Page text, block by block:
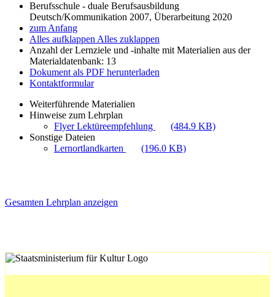
Berufsschule - duale Berufsausbildung
Deutsch/Kommunikation 2007, Überarbeitung 2020
zum Anfang
Alles aufklappen Alles zuklappen
Anzahl der Lernziele und -inhalte mit Materialien aus der
Materialdatenbank: 13
Dokument als PDF herunterladen
Kontaktformular
Weiterführende Materialien
Hinweise zum Lehrplan
Flyer Lektüreempfehlung
(484.9 KB)
Sonstige Dateien
Lernortlandkarten
(196.0 KB)
Gesamten Lehrplan anzeigen